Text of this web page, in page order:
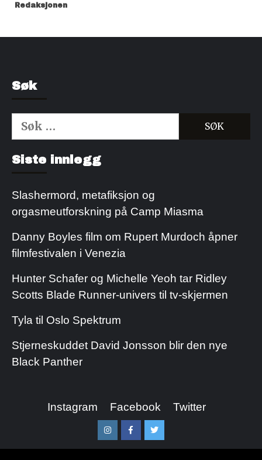
Redaksjonen
Søk
Søk
etter:
Siste innlegg
Slashermord, metafiksjon og
orgasmeutforskning på Camp Miasma
Danny Boyles film om Rupert Murdoch åpner
filmfestivalen i Venezia
Hunter Schafer og Michelle Yeoh tar Ridley
Scotts Blade Runner-univers til tv-skjermen
Tyla til Oslo Spektrum
Stjerneskuddet David Jonsson blir den nye
Black Panther
Instagram Facebook Twitter
InstagramFacebookTwitter